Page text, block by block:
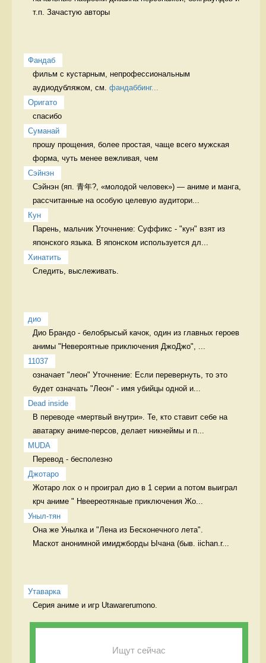
т.п. Зачастую авторы
Фандаб
фильм с кустарным, непрофессиональным
аудиодубляжом, см. фандаббинг...
Оригато
спасибо
Суманай
прошу прощения, более простая, чаще всего мужская
форма, чуть менее вежливая, чем
Сэйнэн
Сэйнэн (яп. 青年?, «молодой человек») — аниме и манга,
рассчитанные на особую целевую аудитори...
Кун
Парень, мальчик Уточнение: Суффикс - "кун" взят из
японского языка. В японском используется дл...
Хинатить
Следить, выслеживать.
дио
Дио Брандо - белобрысый качок, один из главных героев
анимы "Невероятные приключения ДжоДжо", ...
11037
означает "леон" Уточнение: Если перевернуть, то это
будет означать "Леон" - имя убийцы одной и...
Dead inside
В переводе «мертвый внутри». Те, кто ставит себе на
аватарку аниме-персов, делает никнеймы и п...
MUDA
Перевод - бесполезно
Джотаро
Жотаро лох о н проиграл дио в 1 серии а потом выиграл
крч аниме " Нвеереотянаые приключения Жо...
Уныл-тян
Она же Унылка и "Лена из Бесконечного лета".
Маскот анонимной имиджборды Ычана (быв. iichan.r...
Утаварка
Серия аниме и игр Utawarerumono.
Ищут сейчас